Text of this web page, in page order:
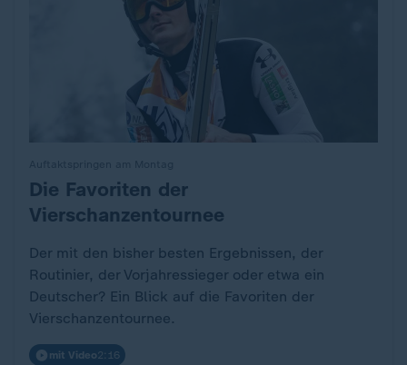
:Die Favoriten der
Vierschanzentournee
Der mit den bisher besten Ergebnissen, der
Routinier, der Vorjahressieger oder etwa ein
Deutscher? Ein Blick auf die Favoriten der
Vierschanzentournee.
mit Video2:16